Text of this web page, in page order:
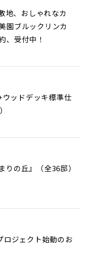
地、おしゃれなカ
園ブルックリンカ
、受付中！
ッドデッキ標準仕
りの丘』（全36邸）
ロジェクト始動のお